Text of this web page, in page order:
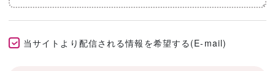
当サイトより配信される情報を希望する(E-mail)